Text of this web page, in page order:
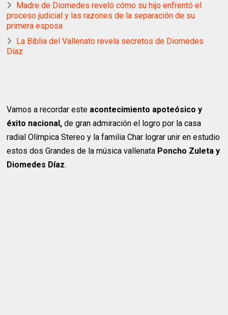
Madre de Diomedes reveló cómo su hijo enfrentó el
proceso judicial y las razones de la separación de su
primera esposa
La Biblia del Vallenato revela secretos de Diomedes
Díaz
Vamos a recordar este acontecimiento apoteósico y
éxito nacional, de gran admiración el logro por la casa
radial Olímpica Stereo y la familia Char lograr unir en estudio
estos dos Grandes de la música vallenata Poncho Zuleta y
Diomedes Díaz.